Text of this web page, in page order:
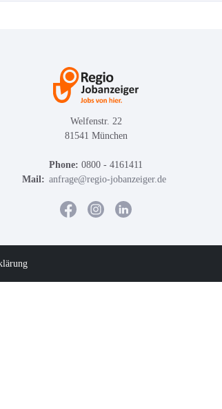
Welfenstr. 22
81541 München
Phone: 0800 - 4161411
Mail: anfrage@regio-jobanzeiger.de